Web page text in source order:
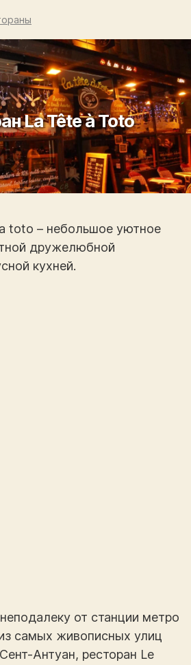
La Tête à Toto
toto – небольшое уютное
дружелюбной
кухней.
от станции метро
самых живописных улиц
Антуан, ресторан Le